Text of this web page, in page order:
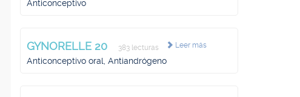
Anticonceptivo
Leer más
GYNORELLE 20 383 lecturas
Anticonceptivo oral, Antiandrógeno